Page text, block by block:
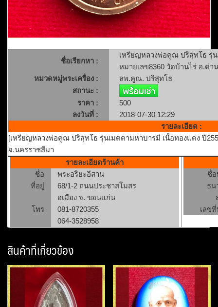
ชื่อเรียกหา :
เหรียญหลวงพ่อคูณ ปริสุทโธ รุ่
หมายเลข8360 วัดบ้านไร่ อ.ด่
หมวดหมู่พระเครื่อง :
ลพ.คูณ. ปริสุทโธ
สถานะ :
ราคา :
500
ลงวันที่ :
2018-07-30 12:29
รายละเอียด :
[เหรียญหลวงพ่อคูณ ปริสุทโธ รุ่นเมตตามหาบารมี เนื้อทองแดง ปี
จ.นครราชสีมา
รายละเอียดร้านค้า
ชื่อ
พระอริยะอีสาน
ที่อยู่
68/1-2 ถนนประชาสโมสร
อเมือง จ. ขอนแก่น
โทร
081-8720355
064-3528958
ชื่
ธน
เลข
สินค้าที่เกี่ยวข้อง